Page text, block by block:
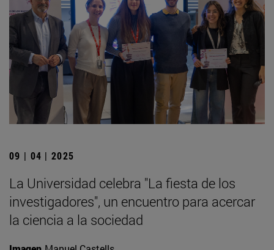
09 | 04 | 2025
La Universidad celebra "La fiesta de los
investigadores", un encuentro para acercar
la ciencia a la sociedad